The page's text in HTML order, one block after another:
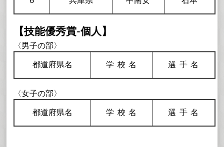
【技能優秀賞-個人】
〈男子の部〉
都道府県名 学校名 選手名
〈女子の部〉
都道府県名 学校名 選手名